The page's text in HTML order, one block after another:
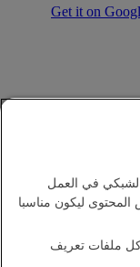
في العمل
ليكون مناسبا
كل ملفات تعريف